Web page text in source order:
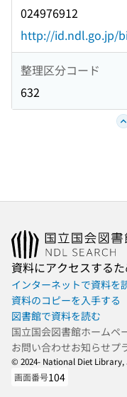
024976912
http://id.ndl.go.jp/
整理区分コード
632
資料にアクセスする
インターネットで資料を
資料のコピーを入手する
図書館で資料を読む
国立国会図書館ホームペ
お問い合わせお知らせプ
© 2024- National Diet Library,
画面番号104